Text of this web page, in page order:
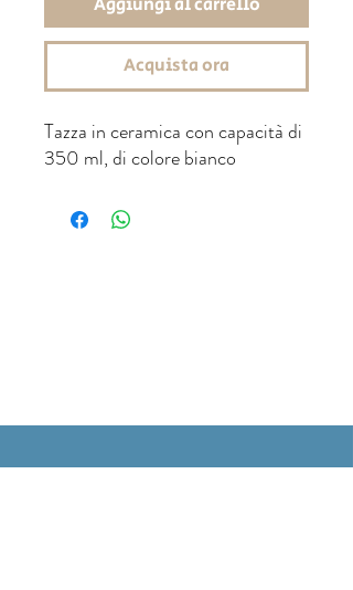
Aggiungi al carrello
Acquista ora
Tazza in ceramica con capacità di
350 ml, di colore bianco